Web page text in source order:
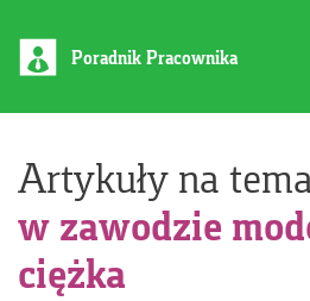
Poradnik Pracownika
Artykuły na
w zawodzie
ciężka